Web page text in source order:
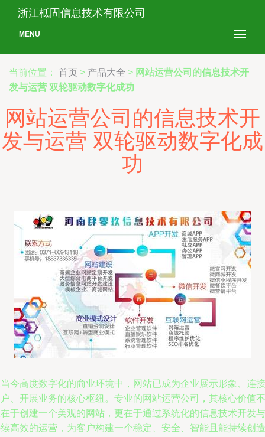
浙江柢固信息技术有限公司
MENU
当前位置： 首页 > 产品大全 > 网站运营公司的信息技术开
发与运营 双轮驱动数字化成功
网站运营公司的信息技术开
发与运营 双轮驱动数字化成
功
今高度数字化的商业环境中，网站已成为企业展示形象、连接
、开展业务的核心枢纽。专业的网站运营公司，其核心价值不
于创建一个美观的网站，更在于通过系统化的信息技术开发与
高效的运营，为客户构建一个稳定、安全、智能且能持续创造